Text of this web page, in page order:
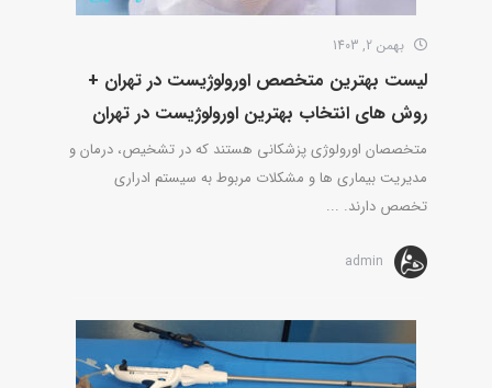
بهمن 2, 1403
لیست بهترین متخصص اورولوژیست در تهران +
روش های انتخاب بهترین اورولوژیست در تهران
متخصصان اورولوژی پزشکانی هستند که در تشخیص، درمان و
مدیریت بیماری ها و مشکلات مربوط به سیستم ادراری
تخصص دارند. ...
admin